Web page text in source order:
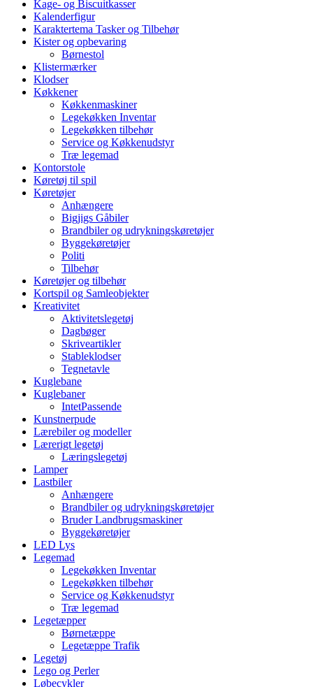
Kage- og Biscuitkasser
Kalenderfigur
Karaktertema Tasker og Tilbehør
Kister og opbevaring
Børnestol
Klistermærker
Klodser
Køkkener
Køkkenmaskiner
Legekøkken Inventar
Legekøkken tilbehør
Service og Køkkenudstyr
Træ legemad
Kontorstole
Køretøj til spil
Køretøjer
Anhængere
Bigjigs Gåbiler
Brandbiler og udrykningskøretøjer
Byggekøretøjer
Politi
Tilbehør
Køretøjer og tilbehør
Kortspil og Samleobjekter
Kreativitet
Aktivitetslegetøj
Dagbøger
Skriveartikler
Stableklodser
Tegnetavle
Kuglebane
Kuglebaner
IntetPassende
Kunstnerpude
Lærebiler og modeller
Lærerigt legetøj
Læringslegetøj
Lamper
Lastbiler
Anhængere
Brandbiler og udrykningskøretøjer
Bruder Landbrugsmaskiner
Byggekøretøjer
LED Lys
Legemad
Legekøkken Inventar
Legekøkken tilbehør
Service og Køkkenudstyr
Træ legemad
Legetæpper
Børnetæppe
Legetæppe Trafik
Legetøj
Lego og Perler
Løbecykler